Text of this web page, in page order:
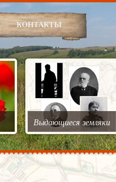
КОНТАКТЫ
Выдающиеся земляки